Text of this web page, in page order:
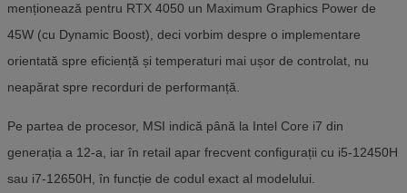
menționează pentru RTX 4050 un Maximum Graphics Power de
45W (cu Dynamic Boost), deci vorbim despre o implementare
orientată spre eficiență și temperaturi mai ușor de controlat, nu
neapărat spre recorduri de performanță.
Pe partea de procesor, MSI indică până la Intel Core i7 din
generația a 12-a, iar în retail apar frecvent configurații cu i5-12450H
sau i7-12650H, în funcție de codul exact al modelului.